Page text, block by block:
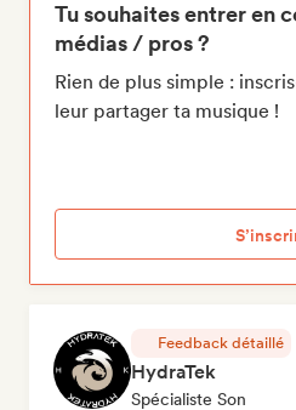
Tu souhaites entrer en
médias / pros ?
Rien de plus simple :
leur partager ta musique !
Feedback détaillé
HydraTek
Spécialiste Son